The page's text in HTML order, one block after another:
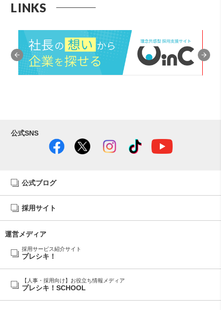
LINKS
公式SNS
公式ブログ
採用サイト
運営メディア
採用サービス紹介サイト
プレシキ！
【人事・採用向け】お役立ち情報メディア
プレシキ！SCHOOL